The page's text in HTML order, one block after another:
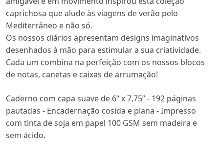
caprichosa que alude às viagens de verão pelo
Mediterrâneo e não só.
Os nossos diários apresentam designs imaginativos
desenhados à mão para estimular a sua criatividade.
Cada um combina na perfeição com os nossos blocos
de notas, canetas e caixas de arrumação!
Caderno com capa suave de 6“ x 7,75” - 192 páginas
pautadas - Encadernação cosida e plana - Impresso
com tinta de soja em papel 100 GSM sem madeira e
sem ácido.